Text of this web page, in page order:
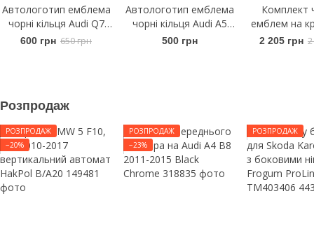
Автологотип емблема
чорні кільця Audi Q7
2015- Black Edition в
600 грн 650 грн
Автологотип емблема
чорні кільця Audi A5
2016- Sportback на
500 грн
Комплект
емблем на
A5/S5/RS
2 205 грн
Розпродаж
РОЗПРОДАЖ
−20%
РОЗПРОДАЖ
−23%
РОЗПРОДАЖ